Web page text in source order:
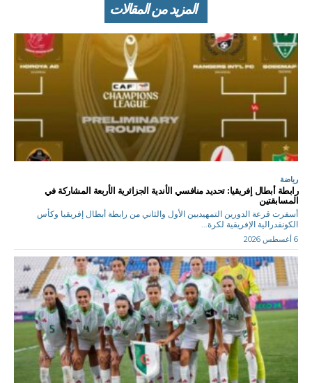
المزيد من المقالات
رياضة
رابطة أبطال إفريقيا: تحديد منافسي الأندية الجزائرية الأربعة المشاركة في
المسابقتين
أسفرت قرعة الدورين التمهيديين الأول والثاني من رابطة أبطال إفريقيا وكأس
الكونفدرالية الإفريقية لكرة...
6 أغسطس 2026